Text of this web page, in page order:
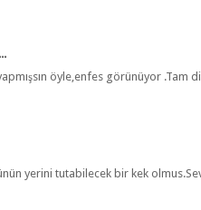
öyle,enfes görünüyor .Tam
yerini tutabilecek bir kek